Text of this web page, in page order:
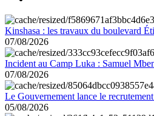
Kinshasa : les travaux du boulevard
07/08/2026
Incident au Camp Luka : Samuel
07/08/2026
Le Gouvernement lance le
05/08/2026